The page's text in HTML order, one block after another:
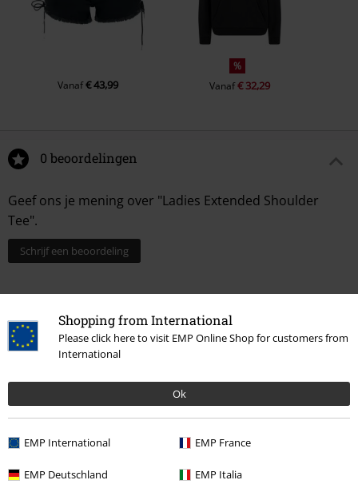
Shopping from International
Please click here to visit EMP Online Shop for customers from
International
Ok
EMP International EMP France
EMP Deutschland EMP Italia
Vanaf€ 43,99
%
Vanaf€ 32,29
0 beoordelingen
Geef ons je mening over "Ladies Extended Shoulder
Tee".
Schrijf een beoordeling